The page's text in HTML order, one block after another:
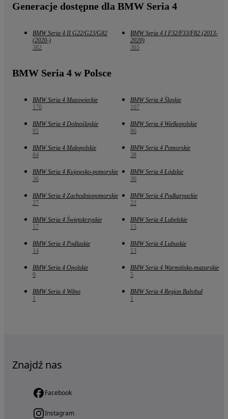
Generacje dostępne dla BMW Seria 4
BMW Seria 4 II G22/G23/G82
(2020-)
382
BMW Seria 4 I F32/F33/F82 (2013-
2020)
365
BMW Seria 4 w Polsce
BMW Seria 4 Mazowieckie
170
BMW Seria 4 Śląskie
107
BMW Seria 4 Dolnośląskie
95
BMW Seria 4 Wielkopolskie
86
BMW Seria 4 Małopolskie
84
BMW Seria 4 Pomorskie
38
BMW Seria 4 Kujawsko-pomorskie
36
BMW Seria 4 Łódzkie
30
BMW Seria 4 Zachodniopomorskie
27
BMW Seria 4 Podkarpackie
22
BMW Seria 4 Świętokrzyskie
17
BMW Seria 4 Lubelskie
15
BMW Seria 4 Podlaskie
14
BMW Seria 4 Lubuskie
13
BMW Seria 4 Opolskie
9
BMW Seria 4 Warmińsko-mazurskie
5
BMW Seria 4 Wilno
1
BMW Seria 4 Region Balsthal
1
Znajdź nas
Facebook
Instagram